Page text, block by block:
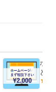
ホー
どん
談下